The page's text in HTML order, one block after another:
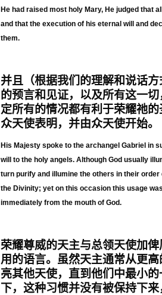
He had raised most holy Mary, He judged that
and that the execution of his eternal will and
them.
并且（根据我们的理解和说话
的预言和见证，以及所有这一
定所有的情况都有利于荣耀祂
众天使表明，并由众天使开始。
His Majesty spoke to the archangel Gabriel in
will to the holy angels. Although God usually
turn purify and illumine the others in their
the Divinity; yet on this occasion this usage
immediately from the mouth of God.
荣耀尊威的天主与总领天使加
用的语言。虽然天主通常从更
亮其他天使，直到他们中最小
下，这种习惯并没有被保持下